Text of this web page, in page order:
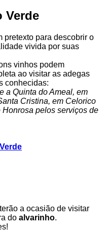
Verde
pretexto para descobrir o
vivida por suas
vinhos podem
ao visitar as adegas
conhecidas:
a Quinta do Ameal, em
Cristina, em Celorico
pelos serviços de
a ocasião de visitar
do alvarinho.